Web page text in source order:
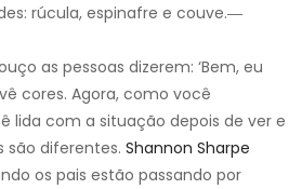
rúcula, espinafre e couve.―
as pessoas dizerem: ‘Bem, eu
cores. Agora, como você
lida com a situação depois de ver e
são diferentes. Shannon Sharpe
os pais estão passando por